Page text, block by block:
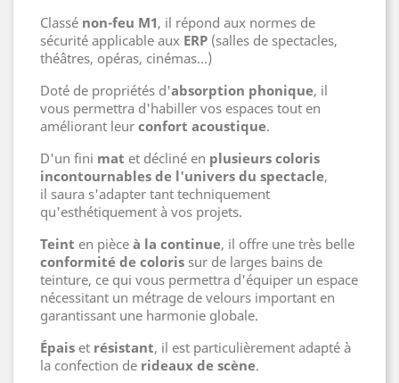
Classé non-feu M1, il répond aux normes de
sécurité applicable aux ERP (salles de spectacles,
théâtres, opéras, cinémas...)
Doté de propriétés d'absorption phonique, il
vous permettra d'habiller vos espaces tout en
améliorant leur confort acoustique.
D'un fini mat et décliné en plusieurs coloris
incontournables de l'univers du spectacle,
il saura s'adapter tant techniquement
qu'esthétiquement à vos projets.
Teint en pièce à la continue, il offre une très belle
conformité de coloris sur de larges bains de
teinture, ce qui vous permettra d'équiper un espace
nécessitant un métrage de velours important en
garantissant une harmonie globale.
Épais et résistant, il est particulièrement adapté à
la confection de rideaux de scène.